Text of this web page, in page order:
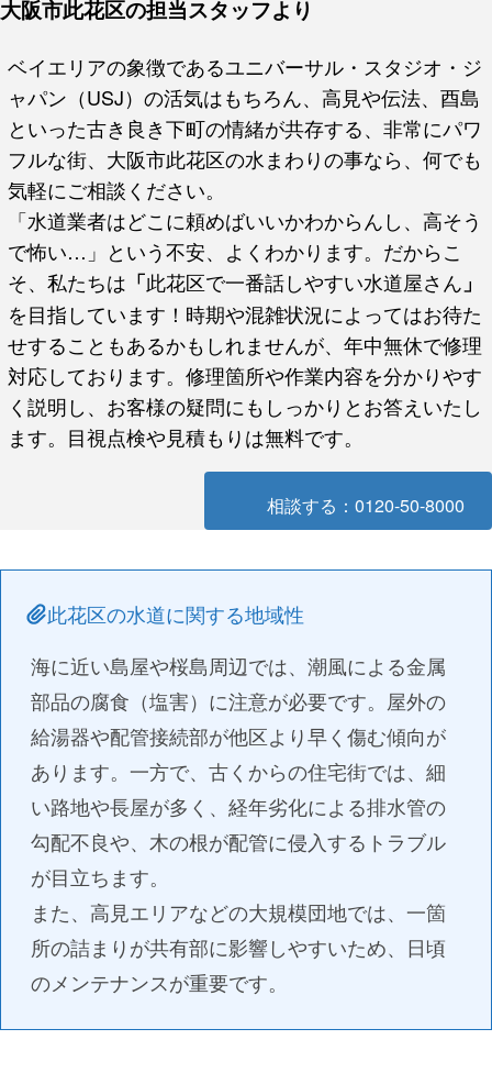
大阪市此花区の担当スタッフより
ベイエリアの象徴であるユニバーサル・スタジオ・ジ
ャパン（USJ）の活気はもちろん、高見や伝法、酉島
といった古き良き下町の情緒が共存する、非常にパワ
フルな街、大阪市此花区の水まわりの事なら、何でも
気軽にご相談ください。
「水道業者はどこに頼めばいいかわからんし、高そう
で怖い…」という不安、よくわかります。だからこ
そ、私たちは 「此花区で一番話しやすい水道屋さん」
を目指しています！時期や混雑状況によってはお待た
せすることもあるかもしれませんが、年中無休で修理
対応しております。修理箇所や作業内容を分かりやす
く説明し、お客様の疑問にもしっかりとお答えいたし
ます。目視点検や見積もりは無料です。
相談する：0120-50-8000
此花区の水道に関する地域性
海に近い島屋や桜島周辺では、潮風による金属
部品の腐食（塩害）に注意が必要です。屋外の
給湯器や配管接続部が他区より早く傷む傾向が
あります。一方で、古くからの住宅街では、細
い路地や長屋が多く、経年劣化による排水管の
勾配不良や、木の根が配管に侵入するトラブル
が目立ちます。
また、高見エリアなどの大規模団地では、一箇
所の詰まりが共有部に影響しやすいため、日頃
のメンテナンスが重要です。